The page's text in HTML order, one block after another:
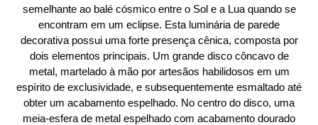
semelhante ao balé cósmico entre o Sol e a Lua quando se
encontram em um eclipse. Esta luminária de parede
decorativa possui uma forte presença cênica, composta por
dois elementos principais. Um grande disco côncavo de
metal, martelado à mão por artesãos habilidosos em um
espírito de exclusividade, e subsequentemente esmaltado até
obter um acabamento espelhado. No centro do disco, uma
meia-esfera de metal espelhado com acabamento dourado